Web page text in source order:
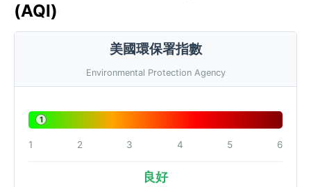
(AQI)
美國環保署指數
Environmental Protection Agency
1
1 2 3 4 5 6
良好